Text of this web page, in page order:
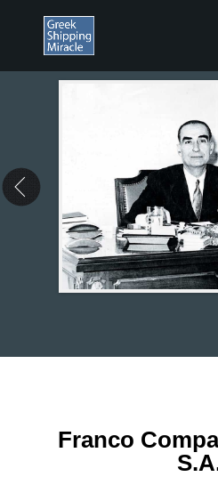
Franco